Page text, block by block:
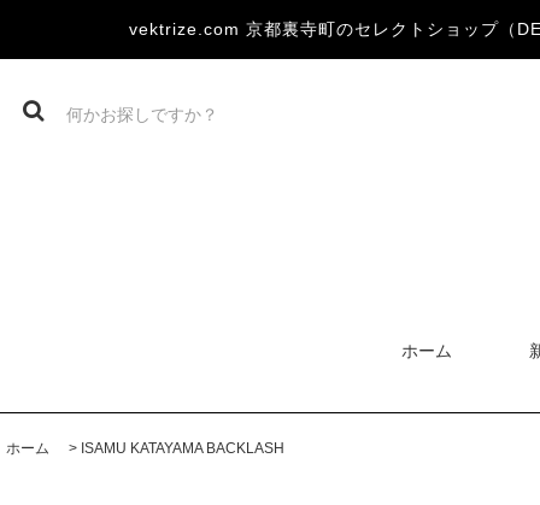
vektrize.com 京都裏寺町のセレクトショップ（
ホーム
ホーム > ISAMU KATAYAMA BACKLASH